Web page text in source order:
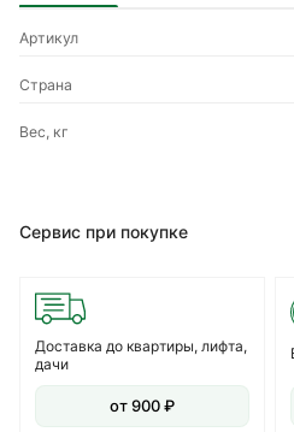
Артикул
Страна
Вес, кг
Сервис при покупке
Доставка до квартиры, лифта,
дачи
от 900 ₽